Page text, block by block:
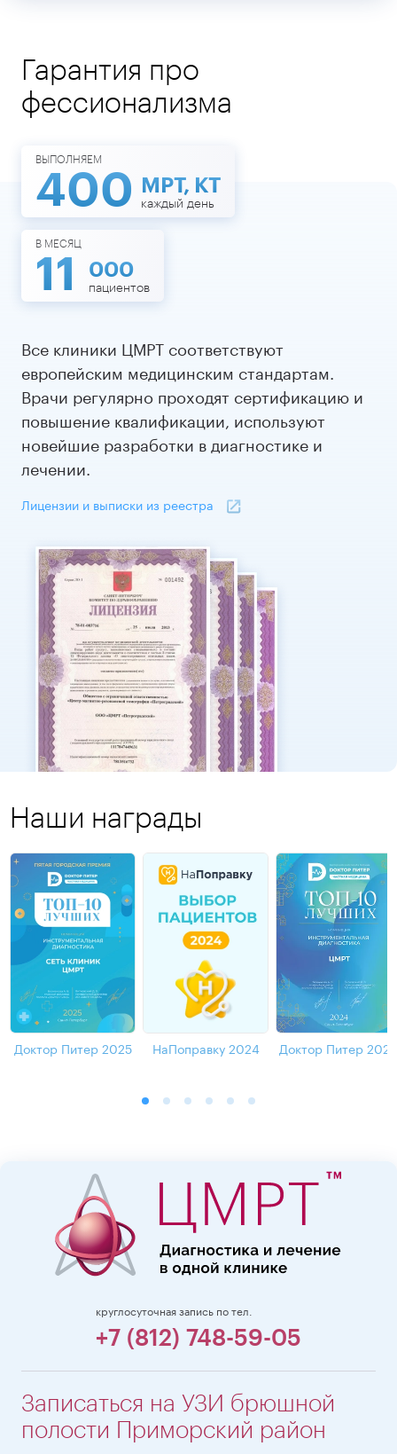
Гарантия про
фессионализма
ВЫПОЛНЯЕМ
400 МРТ, КТ
каждый день
В МЕСЯЦ
11 000
пациентов
Все клиники ЦМРТ соответствуют
европейским медицинским стандартам.
Врачи регулярно проходят сертификацию и
повышение квалификации, используют
новейшие разработки в диагностике и
лечении.
Лицензии и выписки из реестра
Наши награды
Доктор Питер 2025 НаПоправку 2024 Доктор Питер
круглосуточная запись по тел.
+7 (812) 748-59-05
Записаться на УЗИ брюшной
полости Приморский район